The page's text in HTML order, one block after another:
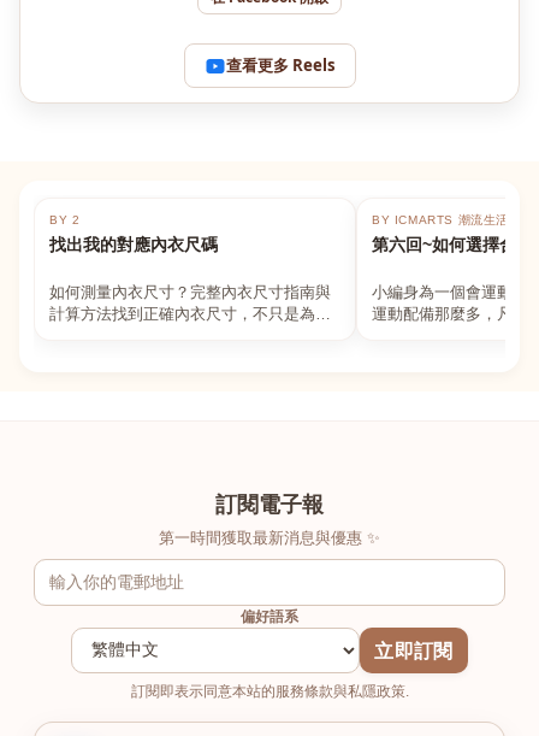
查看更多 Reels
BY 2
找出我的對應內衣尺碼
如何測量內衣尺寸？完整內衣尺寸指南與
計算方法找到正確內衣尺寸，不只是為了
BY ICMARTS 潮流生活百貨
第六回~如何選擇合適
小編身為一個會運動的
運動配備那麼多，凡舉
訂閱電子報
第一時間獲取最新消息與優惠 ✨
偏好語系
立即訂閱
訂閱即表示同意本站的服務條款與私隱政策.